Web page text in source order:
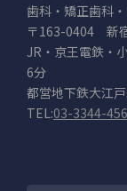
歯科・矯正歯科
〒163-0404 新
JR・京王電鉄・
6分
都営地下鉄大江
TEL:03-3344-